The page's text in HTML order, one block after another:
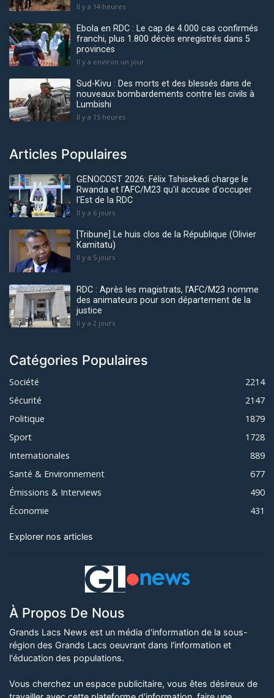
Il y a 14 heures
Ebola en RDC : Le cap de 4.000 cas confirmés
franchi, plus 1.800 décès enregistrés dans 5
provinces
Il y a environ un jour
Sud-Kivu : Des morts et des blessés dans de
nouveaux bombardements contre les civils à
Lumbishi
Il y a 15 heures
Articles Populaires
GENOCOST 2026: Félix Tshisekedi charge le
Rwanda et l'AFC/M23 qu'il accuse d'occuper
l'Est de la RDC
Il y a 6 jours
[Tribune] Le huis clos de la République (Olivier
Kamitatu)
Il y a 5 jours
RDC : Après les magistrats, l’AFC/M23 nomme
des animateurs pour son département de la
justice
Il y a 2 jours
Catégories Populaires
Société
2214
Sécurité
2147
Politique
1879
Sport
1728
Internationales
889
Santé & Environnement
677
Émissions & Interviews
490
Économie
431
Explorer nos articles
À Propos De Nous
Grands Lacs News est un média d'information de la sous-
région des Grands Lacs oeuvrant dans l'information et
l'éducation des populations.
Vous cherchez un espace publicitaire, vous êtes désireux de